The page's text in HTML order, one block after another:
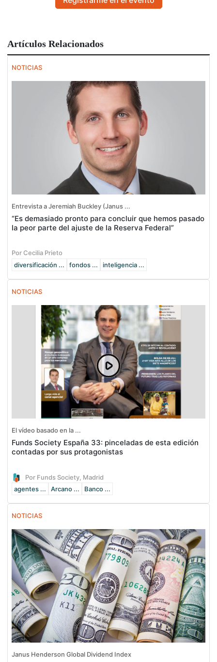
Artículos Relacionados
NOTICIAS
Entrevista a Jeremiah Buckley (Janus ...
“Es demasiado pronto para concluir que hemos pasado
la peor parte del ajuste de la Reserva Federal”
Por Cecilia Prieto
diversificación ...
fondos ... inteligencia ...
NOTICIAS
El vídeo basado en la ...
Funds Society España 33: pinceladas de esta edición
contadas por sus protagonistas
Por Funds Society, Madrid
agentes ...
Arcano ... Banco ...
NOTICIAS
Janus Henderson Global Dividend Index